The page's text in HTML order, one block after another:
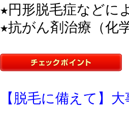
★円形脱毛症などに
★抗がん剤治療（化
【脱毛に備えて】